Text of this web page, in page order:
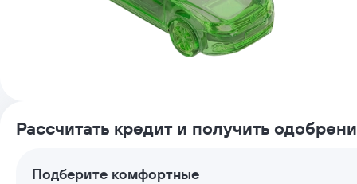
Рассчитать кредит и получить
Подберите комфортные